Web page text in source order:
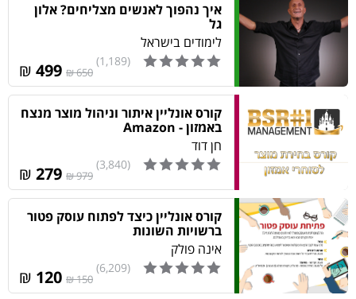
איך נהפוך לאנשים מצליחים? אלון
גל
לימודים בישראל
(1,189)
650 ₪
₪
קורס אונליין איתור וניהול מוצר מנצח
באמזון - Amazon
חן דוד
(3,840)
979 ₪
₪
קורס אונליין כיצד לפתוח עוסק פטור
ברשויות השונות
אינה פולק
(6,209)
150 ₪
₪